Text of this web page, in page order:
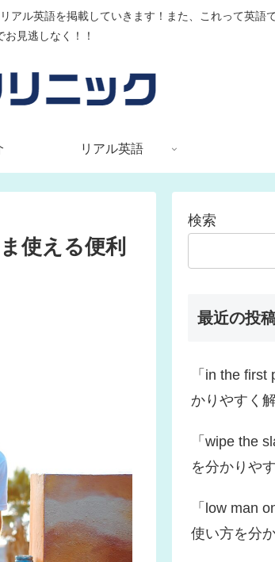
ル英語を掲載していきます！また、これって英語
見逃しなく！！
リアル英語
使える便利
検索
最近の投
「in the
かりやすく
「wipe the
を分かりや
「low man
使い方を分